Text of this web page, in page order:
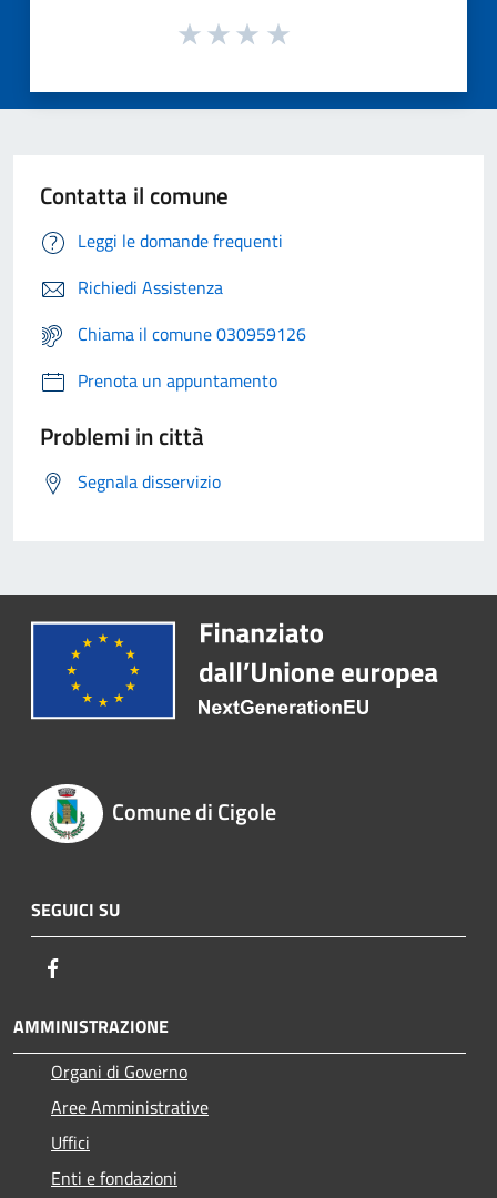
Contatta il comune
Leggi le domande frequenti
Richiedi Assistenza
Chiama il comune 030959126
Prenota un appuntamento
Problemi in città
Segnala disservizio
Comune di Cigole
SEGUICI SU
AMMINISTRAZIONE
Organi di Governo
Aree Amministrative
Uffici
Enti e fondazioni